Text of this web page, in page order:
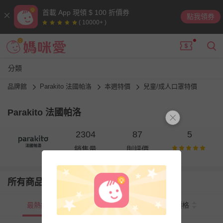
首載 App 現領 $ 100 折價券
( 10000+ )
點我領券
分類
品牌館 Parakito 法國帕洛 本週特價 兒童/成人口罩特價
Parakito 法國帕洛
2304
銷售量
87
則評價
5
所有商品
最熱銷 新上市 價格